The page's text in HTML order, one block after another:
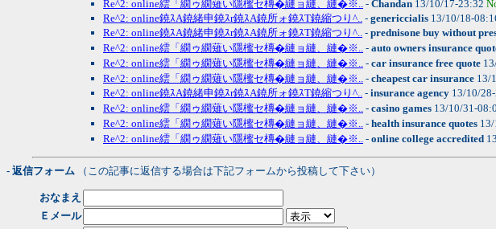
Re^2: online繧「繝ゥ繝薙い隱櫁セ槫�縺ョ縺、縺�※.. - Chandan 13/10/17-23:32
Re^2: online鐃ｽA鐃緒申鐃ｽr鐃ｽA鐃所ォ鐃ｽT鐃縮つり^.. - genericcialis 13/10/18-
Re^2: online鐃ｽA鐃緒申鐃ｽr鐃ｽA鐃所ォ鐃ｽT鐃縮つり^.. - prednisone buy without
Re^2: online繧「繝ゥ繝薙い隱櫁セ槫�縺ョ縺、縺�※.. - auto owners insurance
Re^2: online繧「繝ゥ繝薙い隱櫁セ槫�縺ョ縺、縺�※.. - car insurance free quote
Re^2: online繧「繝ゥ繝薙い隱櫁セ槫�縺ョ縺、縺�※.. - cheapest car insurance 13/
Re^2: online鐃ｽA鐃緒申鐃ｽr鐃ｽA鐃所ォ鐃ｽT鐃縮つり^.. - insurance agency 13/10/
Re^2: online繧「繝ゥ繝薙い隱櫁セ槫�縺ョ縺、縺�※.. - casino games 13/10/31-
Re^2: online繧「繝ゥ繝薙い隱櫁セ槫�縺ョ縺、縺�※.. - health insurance quotes
Re^2: online繧「繝ゥ繝薙い隱櫁セ槫�縺ョ縺、縺�※.. - online college accredited
- 返信フォーム （この記事に返信する場合は下記フォームから投稿して下さい）
おなまえ
Ｅメール